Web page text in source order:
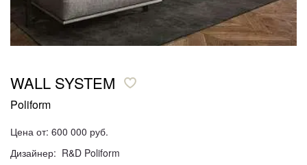
WALL SYSTEM
Poliform
Цена от: 600 000 руб.
Дизайнер: R&D Poliform